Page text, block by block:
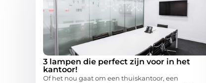
3 lampen die perfect zijn voor in het
kantoor!
Of het nou gaat om een thuiskantoor, een